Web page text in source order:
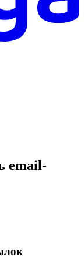
email-